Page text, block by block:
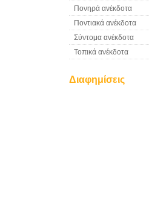
Πονηρά ανέκδοτα
Ποντιακά ανέκδοτα
Σύντομα ανέκδοτα
Τοπικά ανέκδοτα
Διαφημίσεις